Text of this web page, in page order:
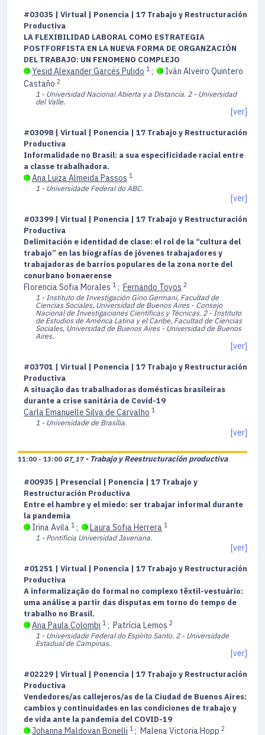
#03035 | Virtual | Ponencia | 17 Trabajo y Restructuración
Productiva
LA FLEXIBILIDAD LABORAL COMO ESTRATEGIA
POSTFORFISTA EN LA NUEVA FORMA DE ORGANZACIÓN
DEL TRABAJO: UN FENOMENO COMPLEJO
Yesid Alexander Garcés Pulido 1 ;
Iván Alveiro Quintero
Castaño 2
1 - Universidad Nacional Abierta y a Distancia. 2 - Universidad
del Valle.
[ver]
#03098 | Virtual | Ponencia | 17 Trabajo y Restructuración
Productiva
Informalidade no Brasil: a sua especificidade racial entre
a classe trabalhadora.
Ana Luiza Almeida Passos 1
1 - Universidade Federal do ABC.
[ver]
#03399 | Virtual | Ponencia | 17 Trabajo y Restructuración
Productiva
Delimitación e identidad de clase: el rol de la “cultura del
trabajo” en las biografías de jóvenes trabajadores y
trabajadoras de barrios populares de la zona norte del
conurbano bonaerense
Florencia Sofia Morales 1 ; Fernando Toyos 2
1 - Instituto de Investigación Gino Germani, Facultad de
Ciencias Sociales, Universidad de Buenos Aires - Consejo
Nacional de Investigaciones Científicas y Técnicas. 2 - Instituto
de Estudios de América Latina y el Caribe, Facultad de Ciencias
Sociales, Universidad de Buenos Aires - Universidad de Buenos
Aires.
[ver]
#03701 | Virtual | Ponencia | 17 Trabajo y Restructuración
Productiva
A situação das trabalhadoras domésticas brasileiras
durante a crise sanitária de Covid-19
Carla Emanuelle Silva de Carvalho 1
1 - Universidade de Brasília.
[ver]
11:00 - 13:00 GT_17 - Trabajo y Reestructuración productiva
#00935 | Presencial | Ponencia | 17 Trabajo y
Restructuración Productiva
Entre el hambre y el miedo: ser trabajar informal durante
la pandemia
Irina Avila 1 ; Laura Sofia Herrera 1
1 - Pontificia Universidad Javeriana.
[ver]
#01251 | Virtual | Ponencia | 17 Trabajo y Restructuración
Productiva
A informalização do formal no complexo têxtil-vestuário:
uma análise a partir das disputas em torno do tempo de
trabalho no Brasil.
Ana Paula Colombi 1 ; Patrícia Lemos 2
1 - Universidade Federal do Espírito Santo. 2 - Universidade
Estadual de Campinas.
[ver]
#02229 | Virtual | Ponencia | 17 Trabajo y Restructuración
Productiva
Vendedores/as callejeros/as de la Ciudad de Buenos Aires:
cambios y continuidades en las condiciones de trabajo y
de vida ante la pandemia del COVID-19
Johanna Maldovan Bonelli 1 ; Malena Victoria Hopp 2